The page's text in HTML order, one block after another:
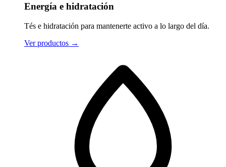
Energía e hidratación
Tés e hidratación para mantenerte activo a lo largo del día.
Ver productos →